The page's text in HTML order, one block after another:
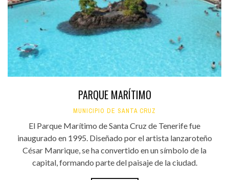
PARQUE MARÍTIMO
MUNICIPIO DE SANTA CRUZ
El Parque Marítimo de Santa Cruz de Tenerife fue
inaugurado en 1995. Diseñado por el artista lanzaroteño
César Manrique, se ha convertido en un símbolo de la
capital, formando parte del paisaje de la ciudad.